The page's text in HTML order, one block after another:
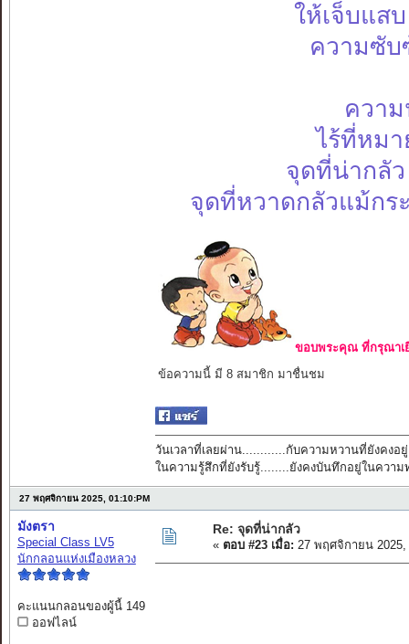
ให้เจ็บแส
ความซับ
ความ
ไร้ที่หม
จุดที่น่ากลัว
จุดที่หวาดกลัวแม้กร
ขอบพระคุณ ที่กรุณาเ
ข้อความนี้ มี 8 สมาชิก มาชื่นชม
วันเวลาที่เลยผ่าน............กับความหวานที่ยังคงอยู่
ในความรู้สึกที่ยังรับรู้........ยังคงบันทึกอยู่ในความ
27 พฤศจิกายน 2025, 01:10:PM
มังตรา
Special Class LV5
นักกลอนแห่งเมืองหลวง
คะแนนกลอนของผู้นี้ 149
ออฟไลน์
Re: จุดที่น่ากลัว
« ตอบ #23 เมื่อ: 27 พฤศจิกายน 2025,